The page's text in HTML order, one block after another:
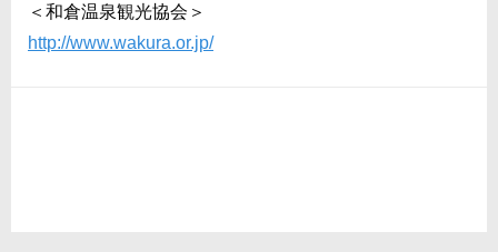
＜和倉温泉観光協会＞
http://www.wakura.or.jp/